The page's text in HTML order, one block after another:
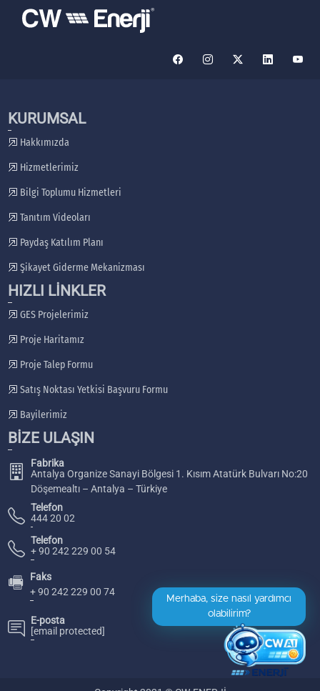
KURUMSAL
Hakkımızda
Hizmetlerimiz
Bilgi Toplumu Hizmetleri
Tanıtım Videoları
Paydaş Katılım Planı
Şikayet Giderme Mekanizması
HIZLI LİNKLER
GES Projelerimiz
Proje Haritamız
Proje Talep Formu
Satış Noktası Yetkisi Başvuru Formu
Bayilerimiz
BİZE ULAŞIN
Fabrika
Antalya Organize Sanayi Bölgesi 1. Kısım Atatürk Bulvarı No:20
Döşemealtı – Antalya – Türkiye
Telefon
444 20 02
Telefon
+ 90 242 229 00 54
🖷
Faks
+ 90 242 229 00 74
E-posta
[email protected]